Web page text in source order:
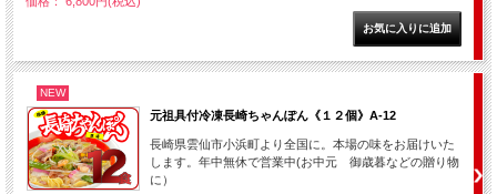
NEW
元祖具付冷凍長崎ちゃんぽん《１２個》A-12
長崎県雲仙市小浜町より全国に。本場の味をお届けいた
します。年中無休で営業中(お中元 御歳暮などの贈り物
に）